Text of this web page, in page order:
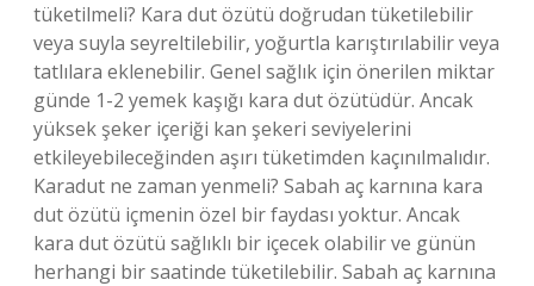
tüketilmeli? Kara dut özütü doğrudan tüketilebilir
veya suyla seyreltilebilir, yoğurtla karıştırılabilir veya
tatlılara eklenebilir. Genel sağlık için önerilen miktar
günde 1-2 yemek kaşığı kara dut özütüdür. Ancak
yüksek şeker içeriği kan şekeri seviyelerini
etkileyebileceğinden aşırı tüketimden kaçınılmalıdır.
Karadut ne zaman yenmeli? Sabah aç karnına kara
dut özütü içmenin özel bir faydası yoktur. Ancak
kara dut özütü sağlıklı bir içecek olabilir ve günün
herhangi bir saatinde tüketilebilir. Sabah aç karnına